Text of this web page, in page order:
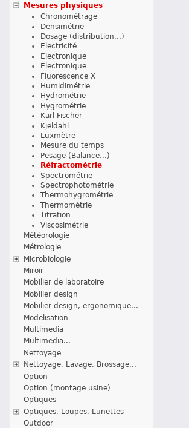
Mesures physiques
Chronométrage
Densimétrie
Dosage (distribution...)
Electricité
Electronique
Electronique
Fluorescence X
Humidimétrie
Hydrométrie
Hygrométrie
Karl Fischer
Kjeldahl
Luxmètre
Mesure du temps
Pesage (Balance...)
Réfractométrie
Spectrométrie
Spectrophotométrie
Thermohygrométrie
Thermométrie
Titration
Viscosimétrie
Météorologie
Métrologie
Microbiologie
Miroir
Mobilier de laboratoire
Mobilier design
Mobilier design, ergonomique...
Modelisation
Multimedia
Multimedia...
Nettoyage
Nettoyage, Lavage, Brossage...
Option
Option (montage usine)
Optiques
Optiques, Loupes, Lunettes
Outdoor